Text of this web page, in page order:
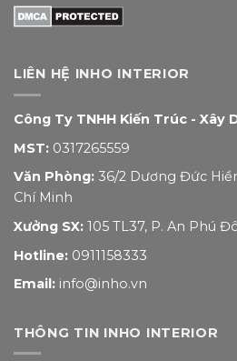
LIÊN HỆ INHO INTERIOR
Công Ty TNHH Kiến Trúc - Xây
MST: 0317265559
Văn Phòng: 36/2 Dương Đức
Chí Minh
Xưởng SX: 105 TL37, P. An Phú
Hotline: 0911158333
Email: info@inho.vn
THÔNG TIN INHO INTERIOR